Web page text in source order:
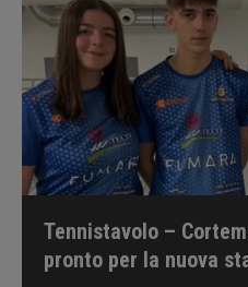
Tennistavolo –
pronto per la nuova